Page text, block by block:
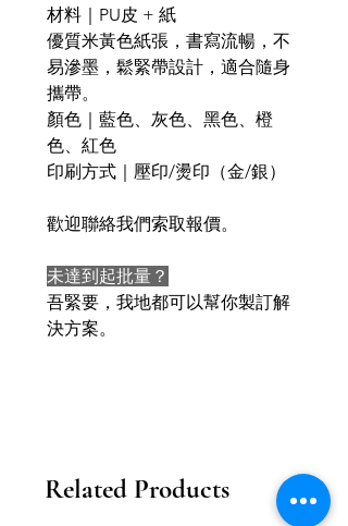
材料｜PU皮 + 紙
優質米黃色紙張，書寫流暢，不
易滲墨，鬆緊帶設計，適合隨身
攜帶。
顏色｜藍色、灰色、黑色、橙
色、紅色
印刷方式｜壓印/燙印（金/銀）
歡迎聯絡我們索取報價。
未達到起批量？
吾緊要，我地都可以幫你製訂解
決方案。
Related Products